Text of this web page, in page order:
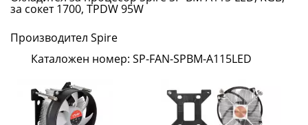
RGB,
за
сокет
1700,
за сокет 1700, TPDW 95W
Производител Spire
Каталожен номер: SP-FAN-SPBM-A115LED